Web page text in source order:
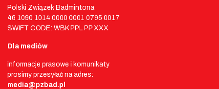
Polski Związek Badmintona
46 1090 1014 0000 0001 0795 0017
SWIFT CODE: WBK PPL PP XXX
Dla mediów
informacje prasowe i komunikaty
prosimy przesyłać na adres:
media@pzbad.pl